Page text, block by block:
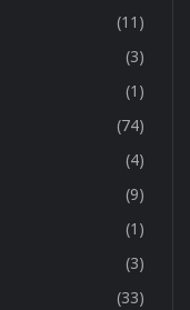
(11)
(3)
(1)
(74)
(4)
(9)
(1)
(3)
(33)